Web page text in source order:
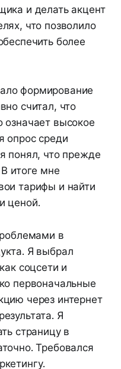
и делать акцент
что позволило
более
формирование
считал, что
означает высокое
опрос среди
понял, что прежде
итоге мне
тарифы и найти
ценой.
в
Я выбрал
соцсети и
первоначальные
через интернет
Я
страницу в
Требовался